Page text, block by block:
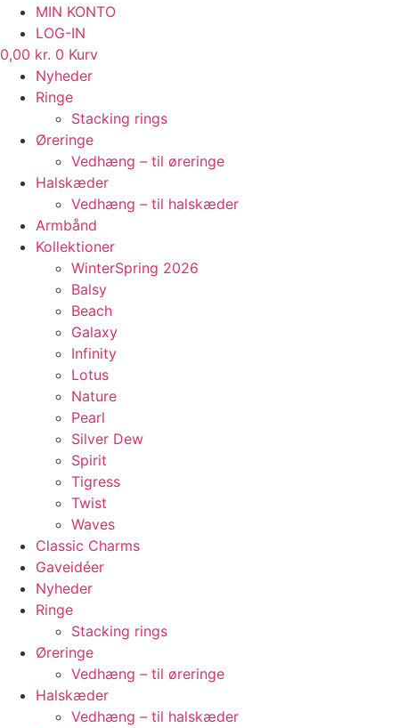
MIN KONTO
LOG-IN
0,00 kr. 0 Kurv
Nyheder
Ringe
Stacking rings
Øreringe
Vedhæng – til øreringe
Halskæder
Vedhæng – til halskæder
Armbånd
Kollektioner
WinterSpring 2026
Balsy
Beach
Galaxy
Infinity
Lotus
Nature
Pearl
Silver Dew
Spirit
Tigress
Twist
Waves
Classic Charms
Gaveidéer
Nyheder
Ringe
Stacking rings
Øreringe
Vedhæng – til øreringe
Halskæder
Vedhæng – til halskæder